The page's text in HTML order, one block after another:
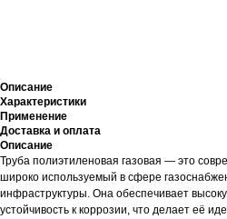
Описание
Характеристики
Применение
Доставка и оплата
Описание
Труба полиэтиленовая газовая — это
широко используемый в сфере
инфраструктуры. Она обеспечивает
устойчивость к коррозии, что делает её